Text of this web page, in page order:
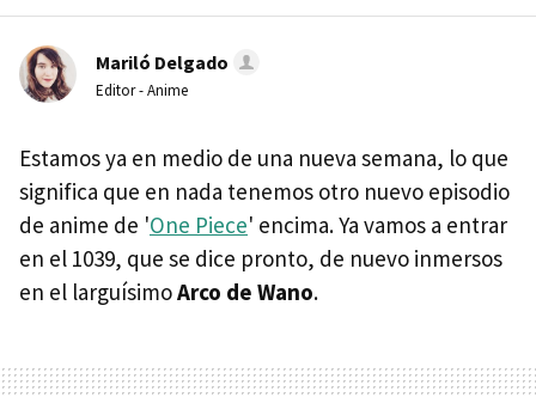
Mariló Delgado
Editor - Anime
Estamos ya en medio de una nueva semana, lo que
significa que en nada tenemos otro nuevo episodio
de anime de 'One Piece' encima. Ya vamos a entrar
en el 1039, que se dice pronto, de nuevo inmersos
en el larguísimoArco de Wano.